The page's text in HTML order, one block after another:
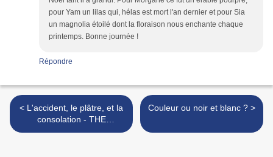
pour Yam un lilas qui, hélas est mort l'an dernier et pour Sia
un magnolia étoilé dont la floraison nous enchante chaque
printemps. Bonne journée !
Répondre
< L'accident, le plâtre, et la
consolation - THE
ACCIDENT, PLASTER, AND
Couleur ou noir et blanc ? >